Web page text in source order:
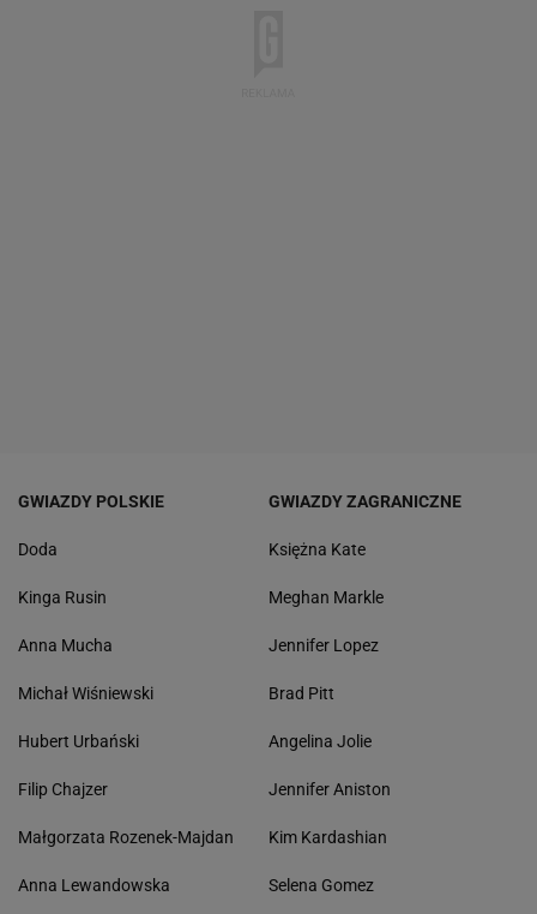
GWIAZDY POLSKIE
Doda
Kinga Rusin
Anna Mucha
Michał Wiśniewski
Hubert Urbański
Filip Chajzer
Małgorzata Rozenek-Majdan
Anna Lewandowska
GWIAZDY ZAGRANICZNE
Księżna Kate
Meghan Markle
Jennifer Lopez
Brad Pitt
Angelina Jolie
Jennifer Aniston
Kim Kardashian
Selena Gomez